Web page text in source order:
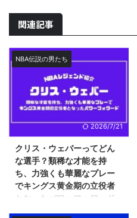
関連記事
NBA伝説の男たち
2026/7/21
クリス・ウェバーってどん
な選手？類稀な才能を持
ち、力強くも華麗なプレー
でキングス黄金期の立役者
となったパワーフォワード
NBA史上最も見ていて楽しいチー